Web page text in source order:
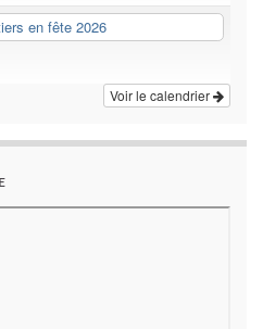
en fête 2026
Voir le calendrier